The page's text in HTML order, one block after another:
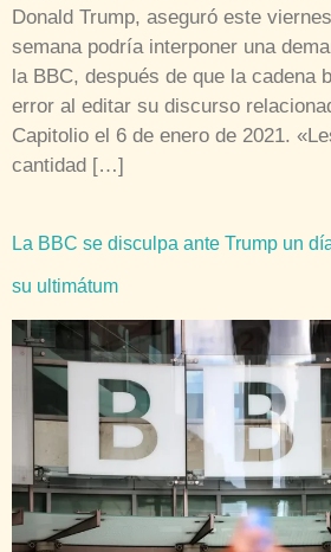
Donald Trump, aseguró este
semana podría interponer una
la BBC, después de que la cadena
error al editar su discurso
Capitolio el 6 de enero de 2021.
cantidad […]
La BBC se disculpa ante Trump un
su ultimátum